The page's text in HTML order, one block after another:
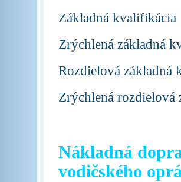
Základná kvalifikácia
Zrýchlená základná
Rozdielová základná
Zrýchlená rozdielová
Nákladná
vodičského